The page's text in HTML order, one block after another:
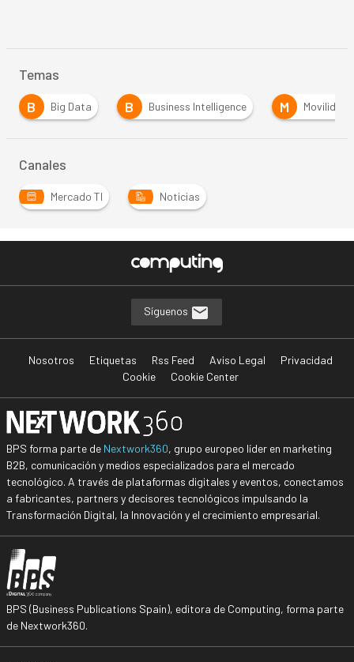
Temas
B
Big Data B Business Intelligence M Movilidad
Canales
Mercado TI Noticias
Síguenos
Nosotros Etiquetas Rss Feed Aviso Legal
Privacidad
Cookie
Cookie Center
BPS forma parte de Nextwork360, grupo europeo líder en marketing
B2B, comunicación y medios especializados para el mercado
tecnológico. A través de plataformas digitales y eventos, conectamos
a fabricantes, partners y decisores tecnológicos impulsando la
Transformación Digital, la Innovación y el crecimiento empresarial.
BPS (Business Publications Spain), editora de Computing, forma parte
de Nextwork360.